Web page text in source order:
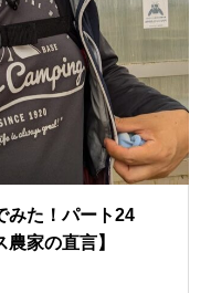
みた！パート24
家の直言】